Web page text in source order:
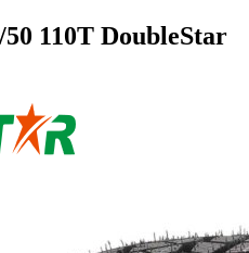
110T DoubleStar